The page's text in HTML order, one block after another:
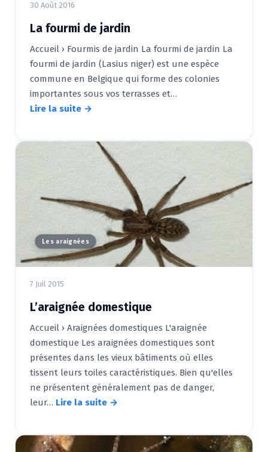
30 Août 2016
La fourmi de jardin
Accueil › Fourmis de jardin La fourmi de jardin La
fourmi de jardin (Lasius niger) est une espèce
commune en Belgique qui forme des colonies
importantes sous vos terrasses et…
Lire la suite →
Les araignées
7 Juil 2015
L’araignée domestique
Accueil › Araignées domestiques L'araignée
domestique Les araignées domestiques sont
présentes dans les vieux bâtiments où elles
tissent leurs toiles caractéristiques. Bien qu'elles
ne présentent généralement pas de danger,
leur… Lire la suite →